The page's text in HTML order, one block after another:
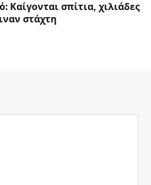
Καίγονται σπίτια, χιλιάδες
στάχτη